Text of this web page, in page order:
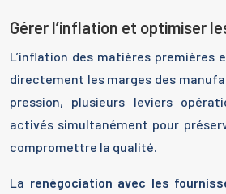
Gérer l’inflation et optimiser
L’inflation des matières premières
directement les marges des
pression, plusieurs leviers
activés simultanément pour
compromettre la qualité.
La renégociation avec les